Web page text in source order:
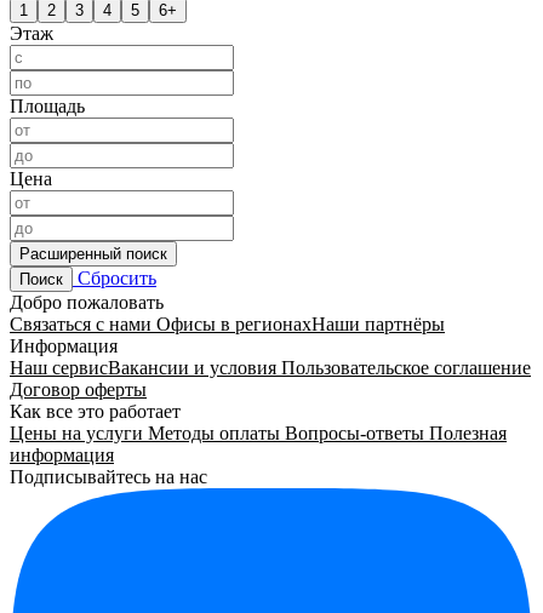
1 2 3 4 5 6+
Этаж
Площадь
Цена
Расширенный поиск
Поиск
Сбросить
Добро пожаловать
Связаться с нами Офисы в регионахНаши партнёры
Информация
Наш сервисВакансии и условия Пользовательское соглашение
Договор оферты
Как все это работает
Цены на услуги Методы оплаты Вопросы-ответы Полезная
информация
Подписывайтесь на нас